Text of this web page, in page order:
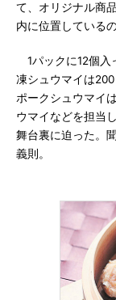
て、オリジナル商
内に位置しているの
1パックに12個入
凍シュウマイは
ポークシュウマイ
ウマイなどを担当
舞台裏に迫った。
義則。